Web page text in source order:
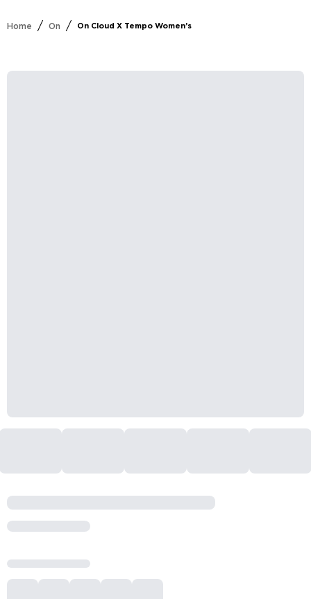
Home / On / On Cloud X Tempo Women’s